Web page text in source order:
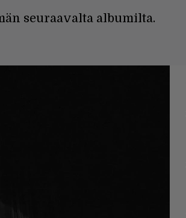
seuraavalta albumilta.